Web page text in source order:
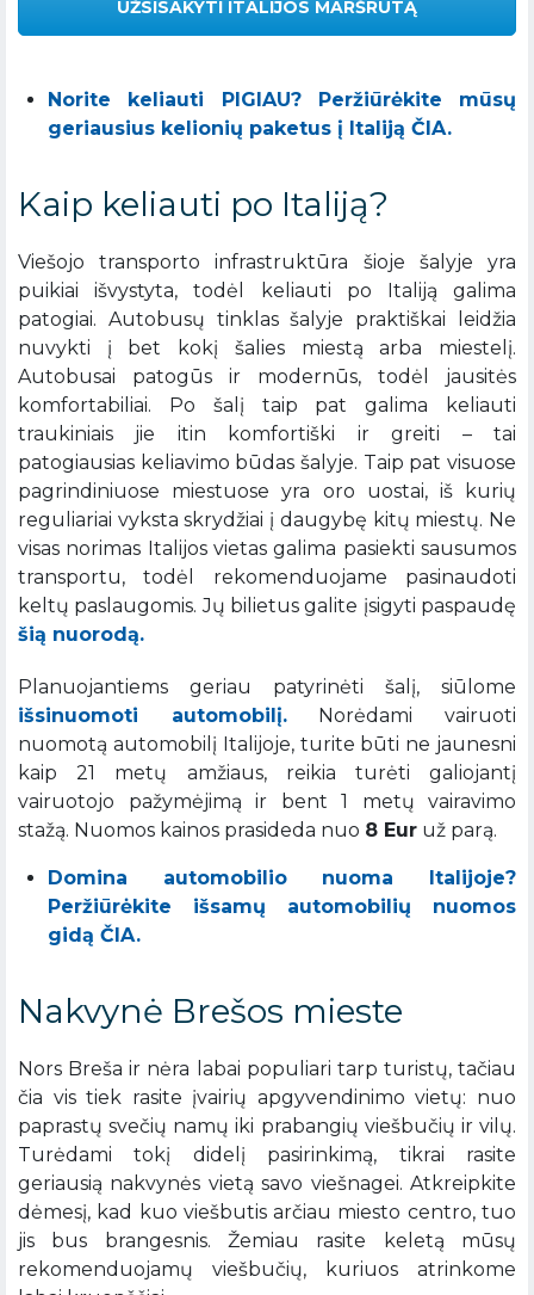
UŽSISAKYTI ITALIJOS MARŠRUTĄ
Norite keliauti PIGIAU? Peržiūrėkite mūsų
geriausius kelionių paketus į Italiją ČIA.
Kaip keliauti po Italiją?
Viešojo transporto infrastruktūra šioje šalyje yra
puikiai išvystyta, todėl keliauti po Italiją galima
patogiai. Autobusų tinklas šalyje praktiškai leidžia
nuvykti į bet kokį šalies miestą arba miestelį.
Autobusai patogūs ir modernūs, todėl jausitės
komfortabiliai. Po šalį taip pat galima keliauti
traukiniais jie itin komfortiški ir greiti – tai
patogiausias keliavimo būdas šalyje. Taip pat visuose
pagrindiniuose miestuose yra oro uostai, iš kurių
reguliariai vyksta skrydžiai į daugybę kitų miestų. Ne
visas norimas Italijos vietas galima pasiekti sausumos
transportu, todėl rekomenduojame pasinaudoti
keltų paslaugomis. Jų bilietus galite įsigyti paspaudę
šią nuorodą.
Planuojantiems geriau patyrinėti šalį, siūlome
išsinuomoti automobilį.Norėdami vairuoti
nuomotą automobilį Italijoje, turite būti ne jaunesni
kaip 21 metų amžiaus, reikia turėti galiojantį
vairuotojo pažymėjimą ir bent 1 metų vairavimo
stažą. Nuomos kainos prasideda nuo 8 Eur už parą.
Domina automobilio nuoma Italijoje?
Peržiūrėkite išsamų automobilių nuomos
gidą ČIA.
Nakvynė Brešos mieste
Nors Breša ir nėra labai populiari tarp turistų, tačiau
čia vis tiek rasite įvairių apgyvendinimo vietų: nuo
paprastų svečių namų iki prabangių viešbučių ir vilų.
Turėdami tokį didelį pasirinkimą, tikrai rasite
geriausią nakvynės vietą savo viešnagei. Atkreipkite
dėmesį, kad kuo viešbutis arčiau miesto centro, tuo
jis bus brangesnis. Žemiau rasite keletą mūsų
rekomenduojamų viešbučių, kuriuos atrinkome